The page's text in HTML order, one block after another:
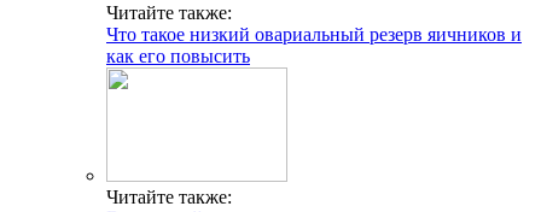
Читайте также:
Что такое низкий овариальный резерв яичников и
как его повысить
Читайте также: